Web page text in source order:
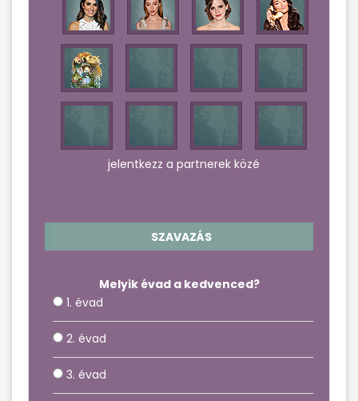
jelentkezz a partnerek közé
SZAVAZÁS
Melyik évad a kedvenced?
1. évad
2. évad
3. évad